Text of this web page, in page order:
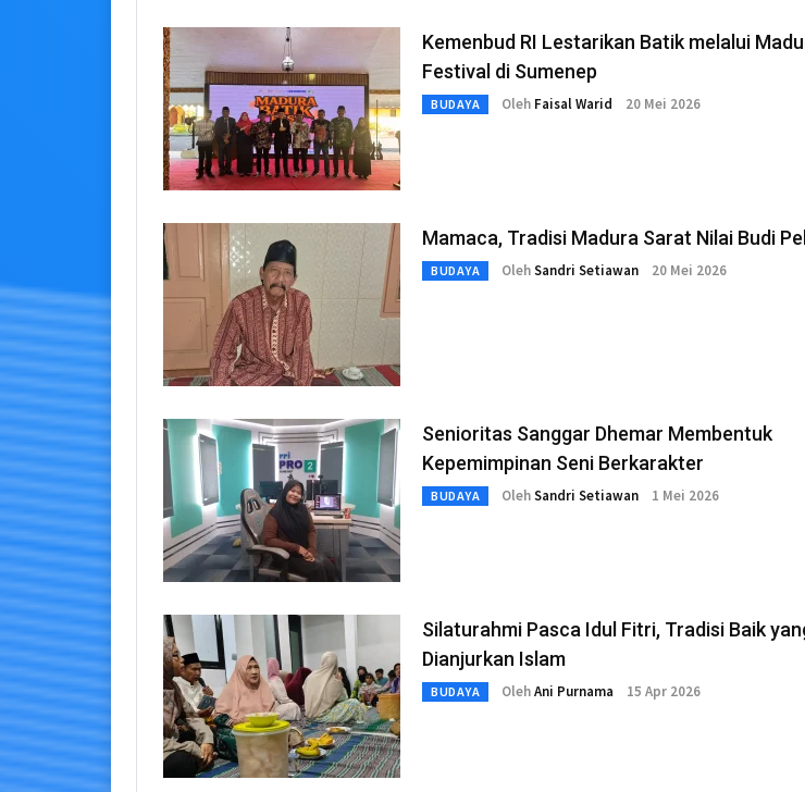
Kemenbud RI Lestarikan Batik melalui
Festival di Sumenep
BUDAYA Oleh Faisal Warid 20 Mei 2026
Mamaca, Tradisi Madura Sarat Nilai Budi
BUDAYA OlehSandri Setiawan 20 Mei 2026
Senioritas Sanggar Dhemar Membentuk
Kepemimpinan Seni Berkarakter
BUDAYA OlehSandri Setiawan 1 Mei 2026
Silaturahmi Pasca Idul Fitri, Tradisi Baik
Dianjurkan Islam
BUDAYA OlehAni Purnama 15 Apr 2026